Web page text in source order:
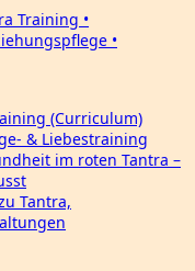
(Curriculum)
& Liebestraining
im roten Tantra –
Tantra,